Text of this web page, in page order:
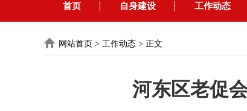
首页 自身建设 工作动态
网站首页 > 工作动态 > 正文
河东区老促